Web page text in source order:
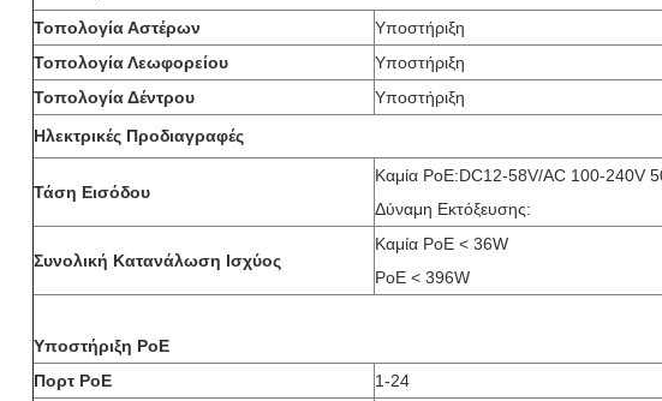
Τοπολογία Αστέρων
Υποστήριξη
Τοπολογία Λεωφορείου
Υποστήριξη
Τοπολογία Δέντρου
Υποστήριξη
Ηλεκτρικές Προδιαγραφές
Τάση Εισόδου
Καμία PoE:DC12-58V/AC 100-240V
Δύναμη Εκτόξευσης:
Συνολική Κατανάλωση Ισχύος
Καμία PoE < 36W
PoE < 396W
Υποστήριξη PoE
Πορτ PoE
1-24